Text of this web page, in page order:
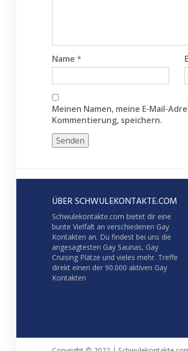
Name *
Meinen Namen, meine E-Mail-
Kommentierung, speichern.
ÜBER SCHWULEKONTAKTE.COM
Schwulekontakte.com bietet dir eine
bunte Vielfalt an verschiedenen Gay
Kontakten an. Du findest bei uns die
angesagtesten Gay Saunas, Gay
Cruising Plätze und vieles mehr. Treffe
direkt einen der 90.000 aktiven Gay
Kontakten